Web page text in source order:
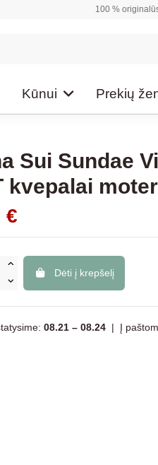
100 %
Kūnui Prekių
Sui Sundae
kvepalai
€
Dėti į krepšelį
08.21 – 08.24 | Į